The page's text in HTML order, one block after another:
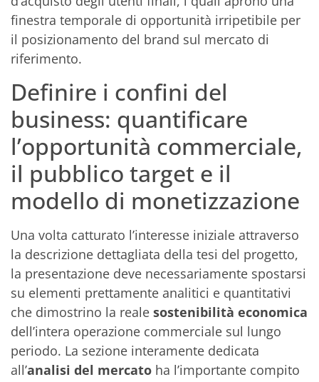
finestra temporale di opportunità irripetibile per
il posizionamento del brand sul mercato di
riferimento.
Definire i confini del
business: quantificare
l’opportunità commerciale,
il pubblico target e il
modello di monetizzazione
Una volta catturato l’interesse iniziale attraverso
la descrizione dettagliata della tesi del progetto,
la presentazione deve necessariamente spostarsi
su elementi prettamente analitici e quantitativi
che dimostrino la reale sostenibilità economica
dell’intera operazione commerciale sul lungo
periodo. La sezione interamente dedicata
all’analisi del mercato ha l’importante compito